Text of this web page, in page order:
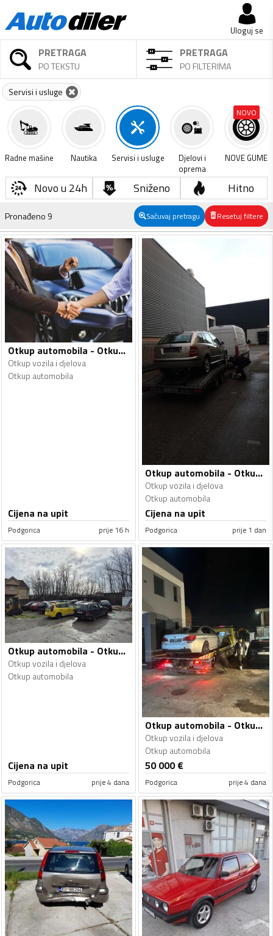
Uloguj se
PRETRAGA
PO TEKSTU
PRETRAGA
PO FILTERIMA
Servisi i usluge
Radne mašine Nautika Servisi i usluge
Djelovi i
oprema
NOVO
NOVE GUME
Novo u 24h Sniženo Hitno
Pronađeno 9 Sačuvaj pretragu Resetuj filtere
Otkup automobila - Otkup vozila i djelova
Otkup vozila i djelova
Otkup automobila
Cijena na upit
Podgorica prije 16 h
Otkup automobila - Otkup vozila i djelova
Otkup vozila i djelova
Otkup automobila
Cijena na upit
Podgorica prije 1 dan
Otkup automobila - Otkup vozila i djelova
Otkup vozila i djelova
Otkup automobila
Cijena na upit
Podgorica prije 4 dana
Otkup automobila - Otkup vozila i djelova
Otkup vozila i djelova
Otkup automobila
50 000€
Podgorica prije 4 dana